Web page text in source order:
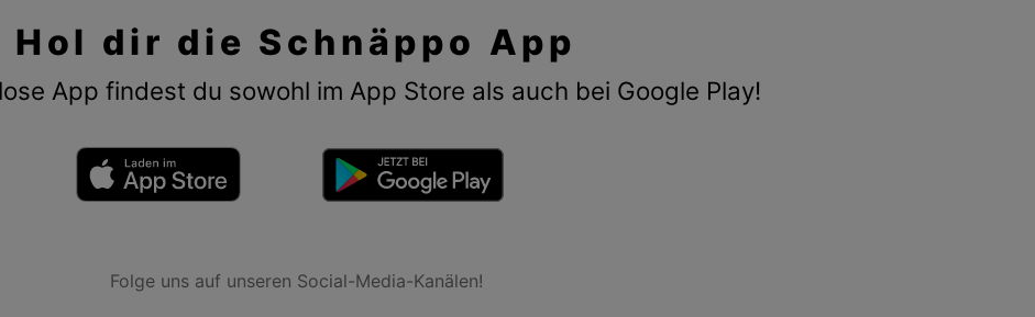
Hol dir die Schnäppo App
App findest du sowohl im App Store als auch bei Google Play!
Folge uns auf unseren Social-Media-Kanälen!